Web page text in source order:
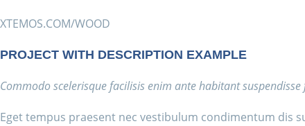
XTEMOS.COM/WOOD
PROJECT WITH DESCRIPTION EXAMPLE
Commodo scelerisque facilisis enim ante habitant
Eget tempus praesent nec vestibulum condimentum dis